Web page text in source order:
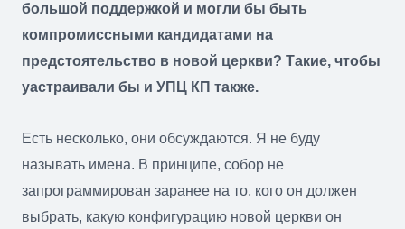
большой поддержкой и могли бы быть
компромиссными кандидатами на
предстоятельство в новой церкви? Такие, чтобы
уастраивали бы и УПЦ КП также.
Есть несколько, они обсуждаются. Я не буду
называть имена. В принципе, собор не
запрограммирован заранее на то, кого он должен
выбрать, какую конфигурацию новой церкви он